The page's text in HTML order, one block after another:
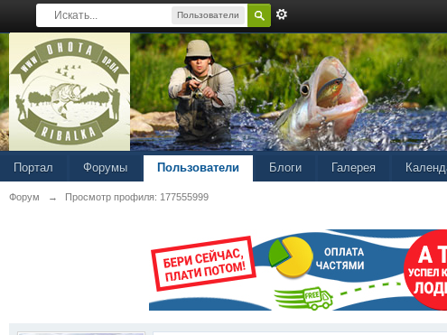
Пользователи
Портал Форумы Пользователи Блоги Галерея
Форум → Просмотр профиля: 177555999